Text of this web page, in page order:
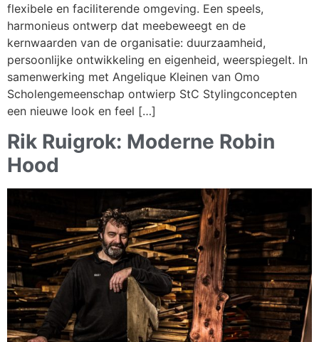
flexibele en faciliterende omgeving. Een speels,
harmonieus ontwerp dat meebeweegt en de
kernwaarden van de organisatie: duurzaamheid,
persoonlijke ontwikkeling en eigenheid, weerspiegelt. In
samenwerking met Angelique Kleinen van Omo
Scholengemeenschap ontwierp StC Stylingconcepten
een nieuwe look en feel […]
Rik Ruigrok: Moderne Robin
Hood